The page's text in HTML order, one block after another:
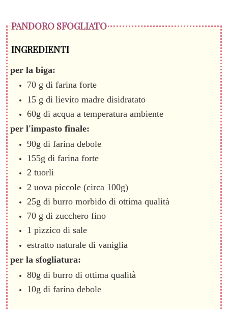
PANDORO SFOGLIATO
INGREDIENTI
per la biga:
70 g di farina forte
15 g di lievito madre disidratato
60g di acqua a temperatura ambiente
per l'impasto finale:
90g di farina debole
155g di farina forte
2 tuorli
2 uova piccole (circa 100g)
25g di burro morbido di ottima qualità
70 g di zucchero fino
1 pizzico di sale
estratto naturale di vaniglia
per la sfogliatura:
80g di burro di ottima qualità
10g di farina debole